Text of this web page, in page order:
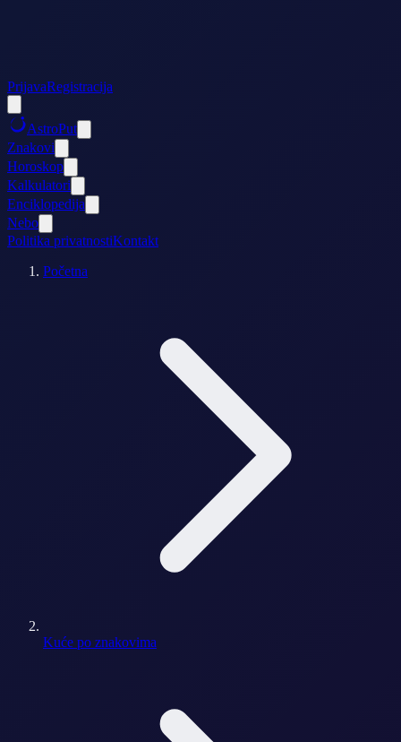
PrijavaRegistracija
AstroPut
Znakovi
Horoskop
Kalkulatori
Enciklopedija
Nebo
Politika privatnostiKontakt
Početna
Kuće po znakovima